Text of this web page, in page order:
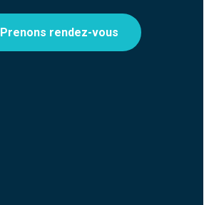
Prenons rendez-vous